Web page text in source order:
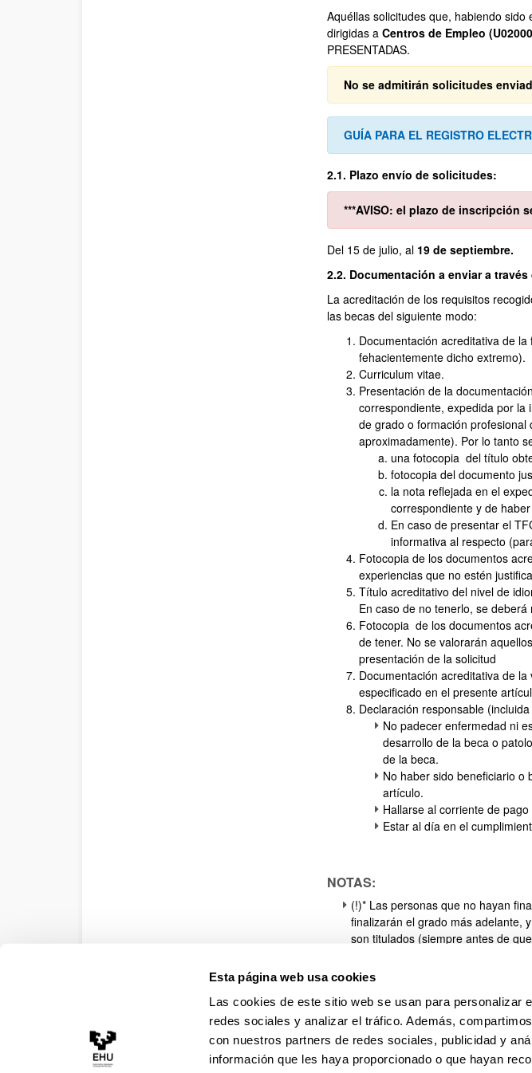
Esta página web usa cookies
Las cookies de este sitio web se usan para personalizar
redes sociales y analizar el tráfico. Además,
con nuestros partners de redes sociales, publicidad y
información que les haya proporcionado o que hayan
Aquéllas solicitudes que, habiendo
dirigidas a Centros de Empleo
PRESENTADAS.
No se admitirán solicitudes
GUÍA PARA EL REGISTRO
2.1. Plazo envío de solicitudes:
***AVISO: el plazo de inscripción
Del 15 de julio, al 19 de septiembre.
2.2. Documentación a enviar a
La acreditación de los requisitos
las becas del siguiente modo:
Documentación acreditativa de
fehacientemente dicho extremo).
Curriculum vitae.
Presentación de la
correspondiente, expedida por la
de grado o formación
aproximadamente). Por lo tanto
una fotocopia del título
fotocopia del documento
la nota reflejada en el
correspondiente y de
En caso de presentar el
informativa al respecto
Fotocopia de los documentos
experiencias que no estén
Título acreditativo del nivel de
En caso de no tenerlo, se
Fotocopia de los documentos
de tener. No se valorarán
presentación de la solicitud
Documentación acreditativa de
especificado en el presente
Declaración responsable
No padecer enfermedad ni
desarrollo de la beca o
de la beca.
No haber sido beneficiario o
artículo.
Hallarse al corriente de
Estar al día en el
NOTAS:
(!)* Las personas que no hayan
finalizarán el grado más adelante,
son titulados (siempre antes de
Los títulos obtenidos en el
de presentar la solicitud.
documentos entregados en
NO es necesario presentar copias
entregar sin cotejar. Una vez
documentación original que